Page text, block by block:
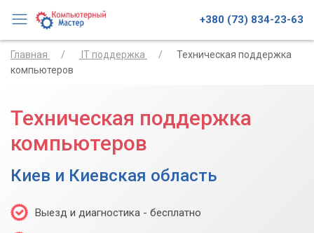
+380 (73) 834-23-63
Главная IT поддержка
Техническая поддержка
компьютеров
Техническая поддержка
компьютеров
Киев и Киевская область
Выезд и диагностика - бесплатно